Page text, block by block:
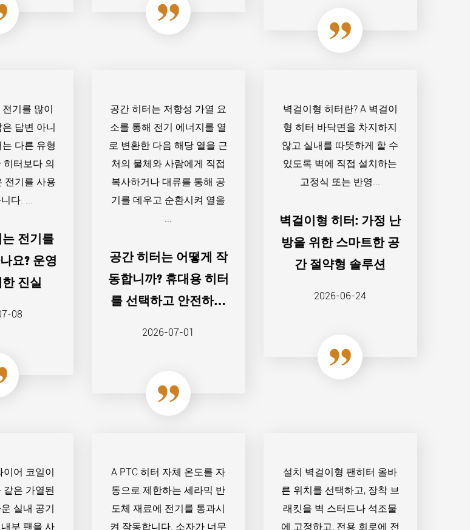
기를 많이
답변 아니
다른 유형
히터보다 의
전기를 사용
다. ...
전기를
요? 운영
진실
08
공간 히터는 저항성 가열 요
소를 통해 전기 에너지를 열
로 변환한 다음 해당 열을 근
처의 물체와 사람에게 직접
복사하거나 대류를 통해 공
기를 데우고 순환시켜 열을
...
공간 히터는 어떻게 작
동합니까? 휴대용 히터
를 선택하고 안전하게
2026-07-01
벽걸이형 히터란? A 벽걸이
형 히터 바닥면을 차지하지
않고 실내를 따뜻하게 할 수
있도록 벽에 직접 설치하는
고정식 또는 반영...
벽걸이형 히터: 가정 난
방을 위한 스마트한 공
간 절약형 솔루션
2026-06-24
이어 코일이
같은 가열된
실내 공기
부 팬을 사
A PTC 히터 자체 온도를 자
동으로 제한하는 세라믹 반
도체 재료에 전기를 통과시
켜 작동합니다. 소자가 너무
설치 벽걸이형 팬히터 올바
른 위치를 선택하고, 장착 브
래킷을 벽 스터드나 석조물
에 고정하고, 전용 회로에 전